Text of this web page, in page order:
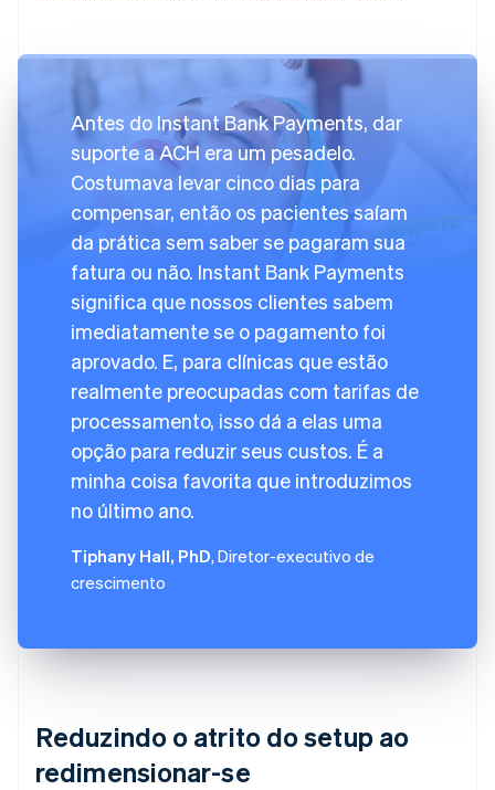
Antes do Instant Bank Payments, dar
suporte a ACH era um pesadelo.
Costumava levar cinco dias para
compensar, então os pacientes saíam
da prática sem saber se pagaram sua
fatura ou não. Instant Bank Payments
significa que nossos clientes sabem
imediatamente se o pagamento foi
aprovado. E, para clínicas que estão
realmente preocupadas com tarifas de
processamento, isso dá a elas uma
opção para reduzir seus custos. É a
minha coisa favorita que introduzimos
no último ano.
Tiphany Hall, PhD, Diretor-executivo de
crescimento
Reduzindo o atrito do setup ao
redimensionar-se